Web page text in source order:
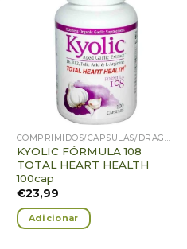
Adicionar
Favoritos
KYOLIC FÓRMULA 108
TOTAL HEART HEALTH
100cap
€23,99
Adicionar